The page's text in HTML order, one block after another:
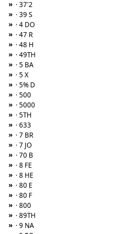
» · 37'2
» · 39 S
» · 4 DO
» · 47 R
» · 48 H
» · 49TH
» · 5 BA
» · 5 X
» · 5% D
» · 500
» · 5000
» · 5TH
» · 633
» · 7 BR
» · 7 JO
» · 70 B
» · 8 FE
» · 8 HE
» · 80 E
» · 80 F
» · 800
» · 89TH
» · 9 NA